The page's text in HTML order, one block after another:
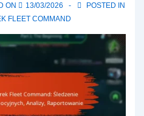
ON 13/03/2026
POSTED IN
FLEET COMMAND